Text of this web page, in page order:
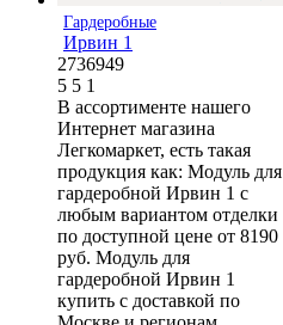
Гардеробные
Ирвин 1
2736949
5 5 1
В ассортименте нашего
Интернет магазина
Легкомаркет, есть такая
продукция как: Модуль для
гардеробной Ирвин 1 с
любым вариантом отделки
по доступной цене от 8190
руб. Модуль для
гардеробной Ирвин 1
купить с доставкой по